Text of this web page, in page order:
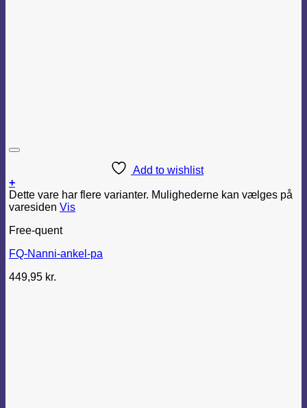
Add to wishlist
+
Dette vare har flere varianter. Mulighederne kan vælges på
varesiden Vis
Free-quent
FQ-Nanni-ankel-pa
449,95 kr.